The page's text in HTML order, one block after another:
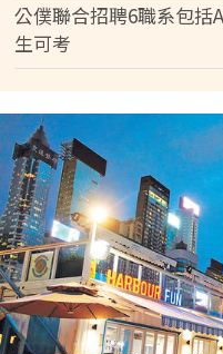
公僕聯合招聘6職系包括
生可考